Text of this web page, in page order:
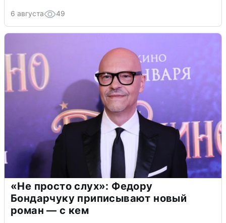
6 августа 49
«Не просто слух»: Федору
Бондарчуку приписывают новый
роман — с кем